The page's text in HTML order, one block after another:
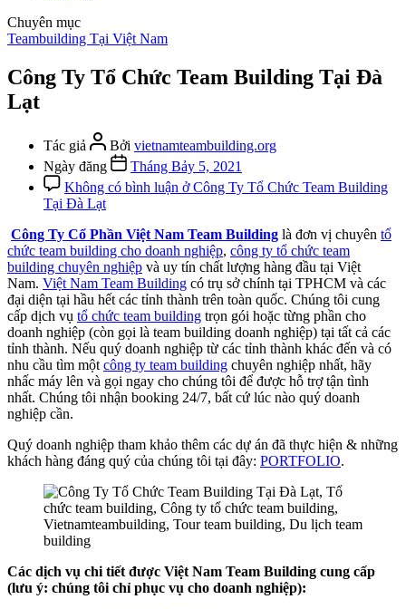
Chuyên mục
Teambuilding Tại Việt Nam
Công Ty Tổ Chức Team Building Tại Đà
Lạt
Tác giả Bởi vietnamteambuilding.org
Ngày đăng
Tháng Bảy 5, 2021
Không có bình luận ở Công Ty Tổ Chức Team Building
Tại Đà Lạt
Công Ty Cổ Phần Việt Nam Team Building là đơn vị chuyên tổ
chức team building cho doanh nghiệp, công ty tổ chức team
building chuyên nghiệp và uy tín chất lượng hàng đầu tại Việt
Nam. Việt Nam Team Building có trụ sở chính tại TPHCM và các
đại diện tại hầu hết các tỉnh thành trên toàn quốc. Chúng tôi cung
cấp dịch vụ tổ chức team building trọn gói hoặc từng phần cho
doanh nghiệp (còn gọi là team building doanh nghiệp) tại tất cả các
tỉnh thành. Nếu quý doanh nghiệp từ các tỉnh thành khác đến và có
nhu cầu tìm một công ty team building chuyên nghiệp nhất, hãy
nhấc máy lên và gọi ngay cho chúng tôi để được hỗ trợ tận tình
nhất. Chúng tôi nhận booking 24/7, bất cứ lúc nào quý doanh
nghiệp cần.
Quý doanh nghiệp tham khảo thêm các dự án đã thực hiện & những
khách hàng đáng quý của chúng tôi tại đây: PORTFOLIO.
Các dịch vụ chi tiết được Việt Nam Team Building cung cấp
(lưu ý: chúng tôi chỉ phục vụ cho doanh nghiệp):